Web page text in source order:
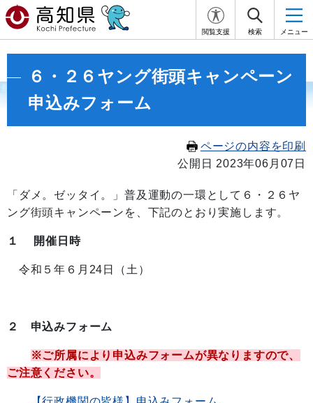
閲覧支援 検索 メニュー
６・２６ヤング街頭キャンペーン
申込みフォーム
ページの内容を印刷
公開日 2023年06月07日
「ダメ。ゼッタイ。」普及運動の一環として６・２６ヤ
ング街頭キャンペーンを、下記のとおり実施します。
１ 開催日時
令和５年６月24日（土）
２ 申込みフォーム
※ご所属により申込みフォームが異なりますので、
ご注意ください。